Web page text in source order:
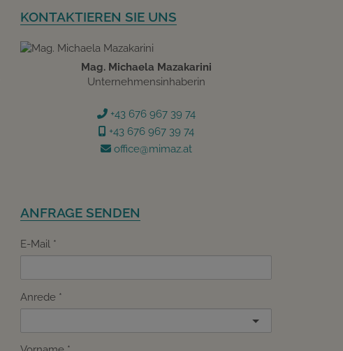
KONTAKTIEREN SIE UNS
Mag. Michaela Mazakarini
Unternehmensinhaberin
+43 676 967 39 74
+43 676 967 39 74
office@mimaz.at
ANFRAGE SENDEN
E-Mail
Anrede